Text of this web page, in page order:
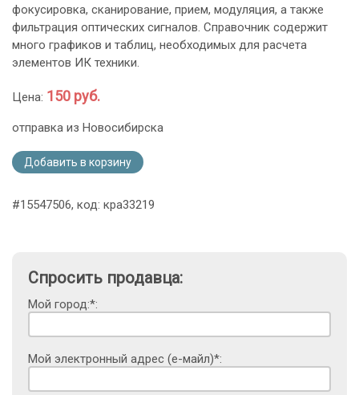
фокусировка, сканирование, прием, модуляция, а также
фильтрация оптических сигналов. Справочник содержит
много графиков и таблиц, необходимых для расчета
элементов ИК техники.
Цена: 150 руб.
отправка из Новосибирска
Добавить в корзину
#15547506, код: кра33219
Спросить продавца:
Мой город:*:
Мой электронный адрес (е-майл)*: